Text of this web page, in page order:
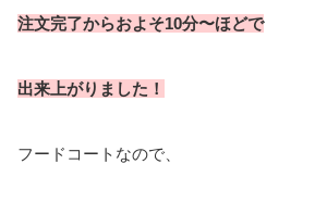
注文完了からおよそ10分〜ほどで
出来上がりました！
フードコートなので、